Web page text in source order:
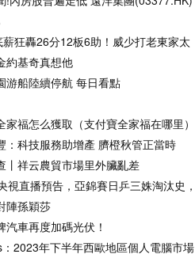
狂轟26分12板6助！威少打老東家太
約基奇真想他
游船陸續停航 每日看點
家福怎么獲取（支付寶全家福在哪里）
：科技服務助增產 臍橙秋管正當時
丨祥云農貿市場里外臟亂差
視直播預告，亞錦賽日乒三姝淘汰史，
陣孫穎莎
汽車再度加碼光伏！
2023年下半年西歐地區個人電腦市場